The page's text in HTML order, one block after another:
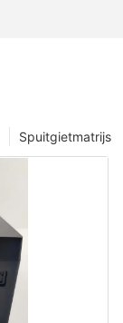
Spuitgietmatrijs